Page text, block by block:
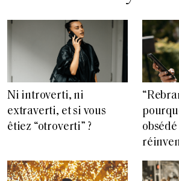
Ni introverti, ni
extraverti, et si vous
êtiez “otroverti” ?